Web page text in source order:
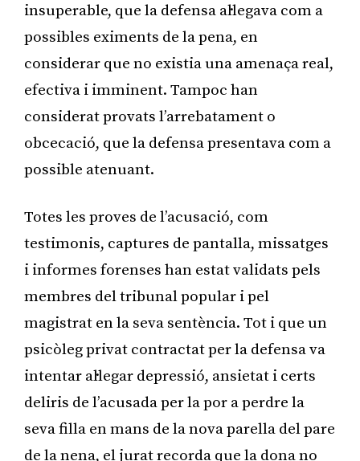
insuperable, que la defensa al·legava com a
possibles eximents de la pena, en
considerar que no existia una amenaça real,
efectiva i imminent. Tampoc han
considerat provats l’arrebatament o
obcecació, que la defensa presentava com a
possible atenuant.
Totes les proves de l’acusació, com
testimonis, captures de pantalla, missatges
i informes forenses han estat validats pels
membres del tribunal popular i pel
magistrat en la seva sentència. Tot i que un
psicòleg privat contractat per la defensa va
intentar al·legar depressió, ansietat i certs
deliris de l’acusada per la por a perdre la
seva filla en mans de la nova parella del pare
de la nena, el jurat recorda que la dona no